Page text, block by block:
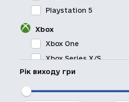
Playstation 5
Xbox
Xbox One
Xbox Series X/S
Nintendo
Nintendo Switch
Рік виходу гри